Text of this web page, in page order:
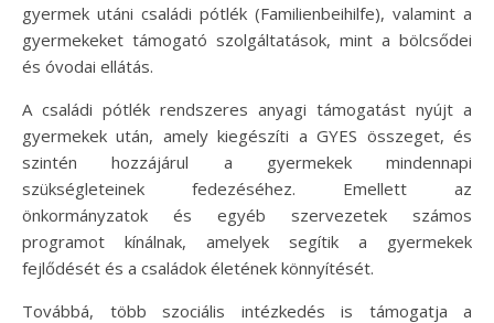
gyermek utáni családi pótlék (Familienbeihilfe), valamint a
gyermekeket támogató szolgáltatások, mint a bölcsődei
és óvodai ellátás.
A családi pótlék rendszeres anyagi támogatást nyújt a
gyermekek után, amely kiegészíti a GYES összeget, és
szintén hozzájárul a gyermekek mindennapi
szükségleteinek fedezéséhez. Emellett az
önkormányzatok és egyéb szervezetek számos
programot kínálnak, amelyek segítik a gyermekek
fejlődését és a családok életének könnyítését.
Továbbá, több szociális intézkedés is támogatja a